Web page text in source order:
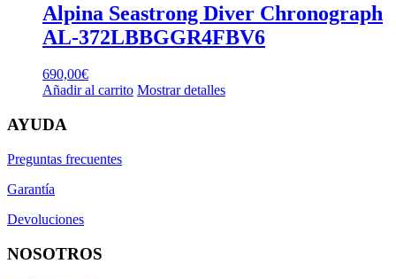
Alpina Seastrong Diver Chronograph
AL-372LBBGGR4FBV6
690,00€
Añadir al carrito Mostrar detalles
AYUDA
Preguntas frecuentes
Garantía
Devoluciones
NOSOTROS